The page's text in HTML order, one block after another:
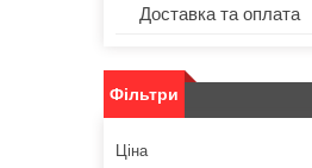
Доставка та оплата
Фільтри
Ціна